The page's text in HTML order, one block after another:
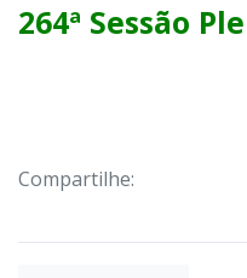
264ª Sessão
Compartilhe: